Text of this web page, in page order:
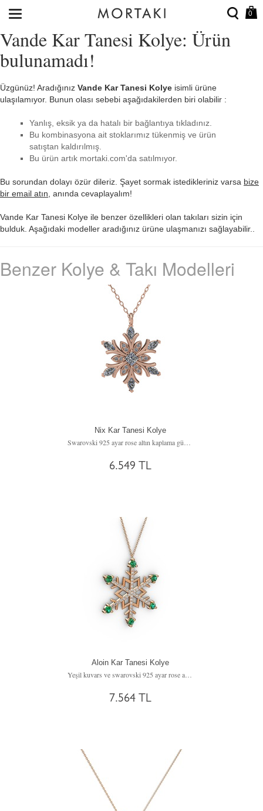
0
Vande Kar Tanesi Kolye: Ürün
bulunamadı!
Üzgünüz! Aradığınız Vande Kar Tanesi Kolye isimli ürüne
ulaşılamıyor. Bunun olası sebebi aşağıdakilerden biri olabilir :
Yanlış, eksik ya da hatalı bir bağlantıya tıkladınız.
Bu kombinasyona ait stoklarımız tükenmiş ve ürün
satıştan kaldırılmış.
Bu ürün artık mortaki.com'da satılmıyor.
Bu sorundan dolayı özür dileriz. Şayet sormak istedikleriniz varsa bize
bir email atın , anında cevaplayalım!
Vande Kar Tanesi Kolye ile benzer özellikleri olan takıları sizin için
bulduk. Aşağıdaki modeller aradığınız ürüne ulaşmanızı sağlayabilir..
Benzer Kolye & Takı Modelleri
Nix Kar Tanesi Kolye
6.549 TL
Aloin Kar Tanesi Kolye
Yeşil kuvars ve swarovski 925 ayar rose altın kaplama gümüş kolye (40 cm gümüş rolo zincir)
7.564 TL